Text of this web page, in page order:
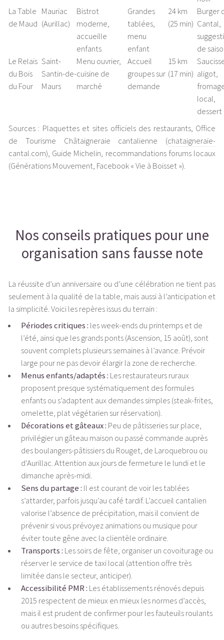
La Table
de Maud
Mauriac
(Aurillac)
Bistrot
moderne,
accueille
enfants
Grandes
tablées,
menu
enfant
24 km
(25 min)
Burger
Cantal,
de
Le Relais
du Bois
du Four
Saint-
Santin-de-
Maurs
Menu ouvrier,
cuisine de
marché
Accueil
groupes sur
demande
15 km
(17 min) aligot,
local,
dessert
Sources : Plaquettes et sites officiels des restaurants, Office
de Tourisme Châtaigneraie cantalienne (chataigneraie-
cantal.com), Guide Michelin, recommandations forums locaux
(Générations Mouvement, Facebook « Vie à Boisset »).
Nos conseils pratiques pour une
organisation sans fausse note
La réussite d’un anniversaire ou d’une célébration ne tient pas
seulement à la qualité de la table, mais aussi à l’anticipation et
la simplicité. Voici les repères issus du terrain :
Périodes critiques : les week-ends du printemps et de
l’été, ainsi que les grands ponts (Ascension, 15 août), sont
souvent complets plusieurs semaines à l’avance. Prévoir
large pour ne pas devoir élargir la zone de recherche.
Menus enfants/adaptés : Les restaurateurs ruraux
proposent presque systématiquement des formules
enfants ou s’adaptent aux demandes simples (steak-frites,
omelette, plat végétarien sur réservation).
Décorations et gâteaux : Peu de pâtisseries sur place,
privilégier un gâteau maison ou passé commande auprès
des boulangers-pâtissiers du Rouget, de Laroquebrou ou
d’Aurillac. Attention aux jours de fermeture le lundi et le
dimanche après-midi.
Sens du partage : Il est courant de voir les tablées
s’attarder, parfois jusqu’au café tardif. L’accueil cantalien
valorise l’absence de précipitation, mais il convient de
prévenir si vous prévoyez animations ou musique pour
éviter toute gêne avec la clientèle ordinaire.
Transports : Les soirs de fête, organiser un covoiturage ou
réserver le service de taxi local (attention offre très
limitée dans le secteur, anticiper).
Accessibilité PMR : Les établissements rénovés depuis
2015 respectent de mieux en mieux les normes d’accès,
mais il est prudent de confirmer pour les fauteuils roulants
ou autres besoins spécifiques.